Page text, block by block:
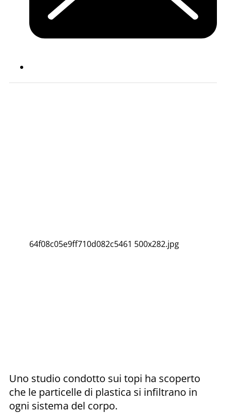
64f08c05e9ff710d082c5461 500x282.jpg
Uno studio condotto sui topi ha scoperto
che le particelle di plastica si infiltrano in
ogni sistema del corpo.